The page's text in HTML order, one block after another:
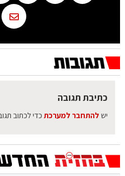
כתיבת תגובה
יש להתחבר למערכתכדי לכתוב